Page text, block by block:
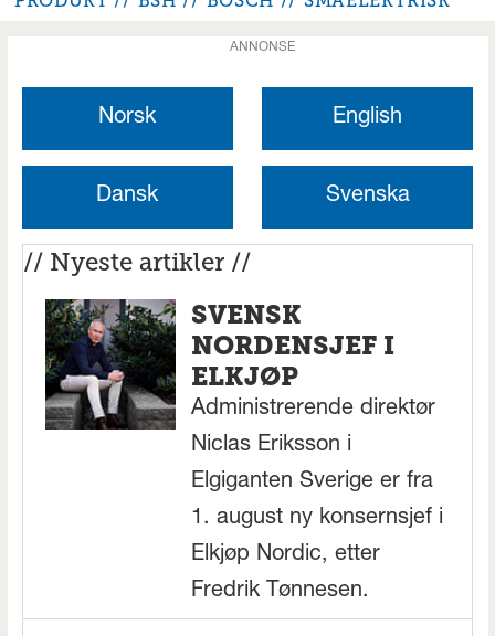
ANNONSE
Norsk English
Dansk Svenska
// Nyeste artikler //
SVENSK
NORDENSJEF I
ELKJØP
Administrerende direktør
Niclas Eriksson i
Elgiganten Sverige er fra
1. august ny konsernsjef i
Elkjøp Nordic, etter
Fredrik Tønnesen.